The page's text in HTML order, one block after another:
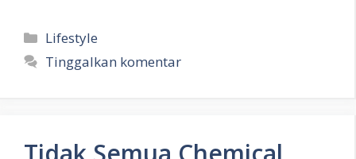
Kategori
Lifestyle
Tinggalkan komentar